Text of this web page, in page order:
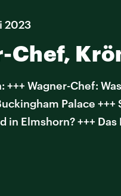
2023
Chef,
+++ Wagner-Chef:
Palace
in Elmshorn? +++